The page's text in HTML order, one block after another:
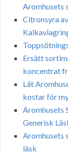
Aromhusets
Citronsyra
Ersätt
koncentrat
Låt
kostar för
Aromhusets
Generisk
Aromhusets
läsk